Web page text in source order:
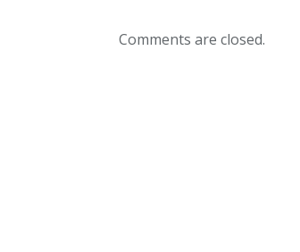
Comments are closed.